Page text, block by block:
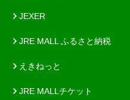
JEXER
JRE MALL ふるさと納税
えきねっと
JRE MALLチケット